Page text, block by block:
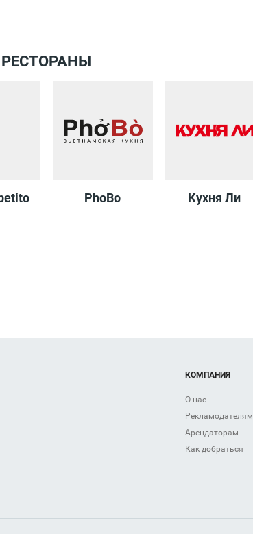
Перчини
PhoBo Кухня Ли
КОМПАНИЯ
О нас
Рекламодателям
Арендаторам
Как добраться